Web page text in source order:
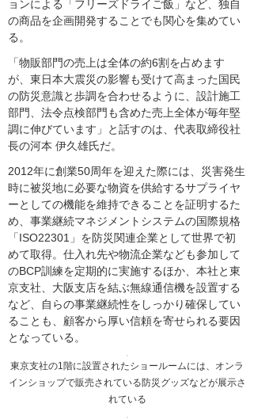
ョンによる「フリーズドライご飯」など、独自
の商品を企画開発することでも関心を集めてい
る。
「物販部門の売上は全体の約6割を占めます
が、東日本大震災の影響も受けて高まった国民
の防災意識と歩調を合わせるように、設計施工
部門、法令点検部門も含めた売上全体が毎年堅
調に伸びています」と話すのは、代表取締役社
長の河本 伊久雄氏だ。
2012年に創業50周年を迎えた際には、災害発生
時に被災地に必要な物資を供給するサプライヤ
ーとしての機能を維持できることを証明するた
め、事業継続マネジメントシステムの国際規格
「ISO22301」を防災関連企業として世界で初
めて取得。仕入れ先や物流企業なども参加して
のBCP訓練を定期的に実施するほか、本社と東
京支社、大阪支店を結ぶ無線通信機を設置する
など、自らの事業継続性をしっかり確保してい
ることも、顧客から厚い信頼を寄せられる要因
となっている。
東京支社の1階に設置されたショールームには、オンラ
インショップで販売されている防災グッズなどが展示さ
れている